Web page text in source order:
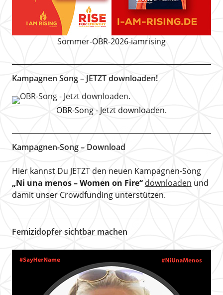
Sommer-OBR-2026-iamrising
Kampagnen Song – JETZT downloaden!
OBR-Song - Jetzt downloaden.
Kampagnen-Song – Download
Hier kannst Du JETZT den neuen Kampagnen-Song
„Ni una menos – Women on Fire“ downloaden und
damit unser Crowdfunding unterstützen.
Femizidopfer sichtbar machen